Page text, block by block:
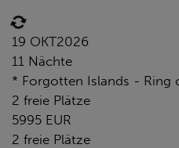
19 OKT2026
11 Nächte
* Forgotten Islands - Ring
2 freie Plätze
5995 EUR
2 freie Plätze